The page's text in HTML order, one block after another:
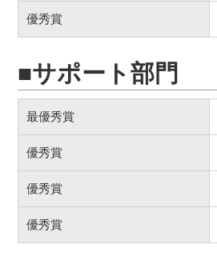
優秀賞
■サポート部門
最優秀賞
優秀賞
優秀賞
優秀賞